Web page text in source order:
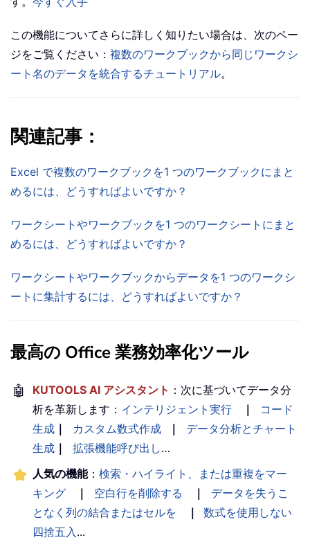
この機能についてさらに詳しく知りたい場合は、次のペー
ジをご覧ください： 複数のワークブックから同じワークシ
ート名のデータを統合するチュートリアル。
関連記事：
Excel で複数のワークブックを1 つのワークブックにまと
めるには、どうすればよいですか？
ワークシートやワークブックを1 つのワークシートにまと
めるには、どうすればよいですか？
ワークシートやワークブックからデータを1 つのワークシ
ートに集計するには、どうすればよいですか？
最高の Office 業務効率化ツール
🤖 KUTOOLS AI アシスタント ：次に基づいてデータ分
析を革新します： インテリジェント実行 ｜
コード
生成 ｜ カスタム数式作成 ｜
データ分析とチャート
生成 ｜ 拡張機能呼び出し…
人気の機能： 検索・ハイライト、または重複をマー
キング
｜ 空白行を削除する ｜
データを失うこ
となく列の結合またはセルを
｜
数式を使用しない
四捨五入...